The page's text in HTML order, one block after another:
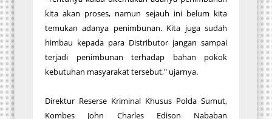
kita akan proses, namun sejauh ini belum kita
temukan adanya penimbunan. Kita juga sudah
himbau kepada para Distributor jangan sampai
terjadi penimbunan terhadap bahan pokok
kebutuhan masyarakat tersebut," ujarnya.
Direktur Reserse Kriminal Khusus Polda Sumut,
Kombes John Charles Edison Nababan